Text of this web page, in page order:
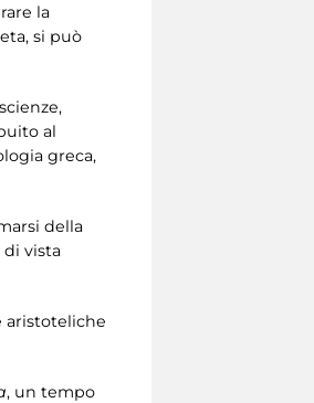
la
si può
al
greca,
della
di vista
aristoteliche
, un tempo